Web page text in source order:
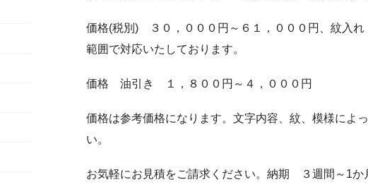
価格(税別) ３０，０００円～６１，０００円、紋入
範囲で対応いたしております。
価格 油引き １，８００円～４，０００円
価格は参考価格になります。文字内容、紋、模様によ
い。
お気軽にお見積をご請求ください。納期 ３週間～1か